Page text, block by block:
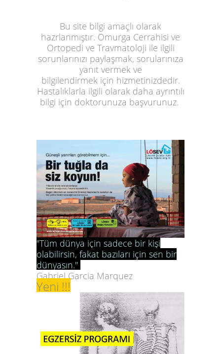
Bu site bilgi amaçlı olarak
hazrlanmıştır. Omurga Cerrahisi ve
Ortopedi ve Travmatoloji ile ilgili
sorunlarınızı paylaşmak, sorularınıza
yanıt vermek ve
bilgilendirmek için hizmetinizdedir.
Hastalıklarla ilgili olarak daha ayrıntılı
bilgi için doktorunuza başvurunuz.
"Tüm dünya için sadece bir kişi
olabilirsin, fakat bazıları için sen bir
dünyasın."
Gabriel Garcia Marquez
Yeni !!!